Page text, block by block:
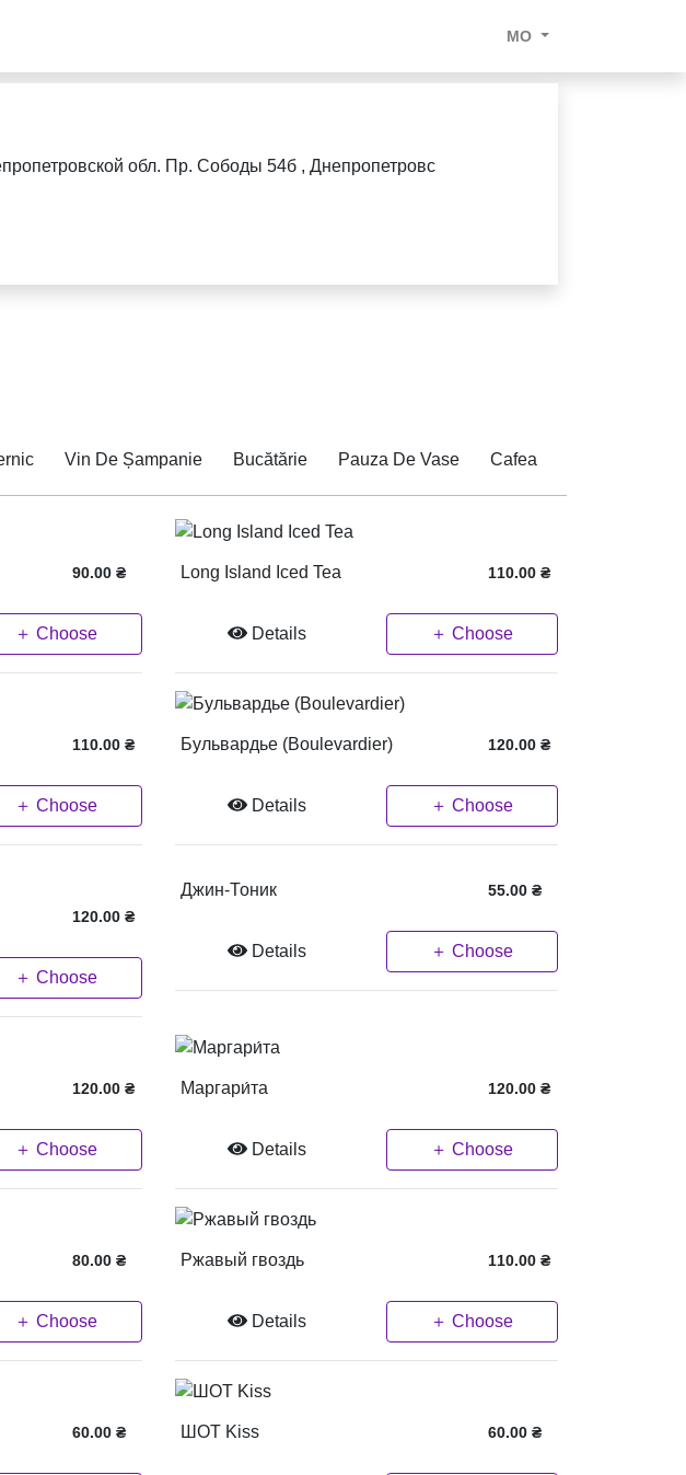
MO
обл. Пр. Сободы 54б , Днепропетровс
Vin De Șampanie Bucătărie Pauza De Vase Cafea
90.00 ₴
＋ Choose
Long Island Iced Tea 110.00 ₴
Details ＋ Choose
110.00 ₴
＋ Choose
Бульвардье (Boulevardier) 120.00 ₴
Details ＋ Choose
120.00 ₴
＋ Choose
Джин-Тоник 55.00 ₴
Details ＋ Choose
120.00 ₴
＋ Choose
Маргари́та 120.00 ₴
Details ＋ Choose
80.00 ₴
＋ Choose
Ржавый гвоздь 110.00 ₴
Details ＋ Choose
60.00 ₴ ШОТ Kiss 60.00 ₴